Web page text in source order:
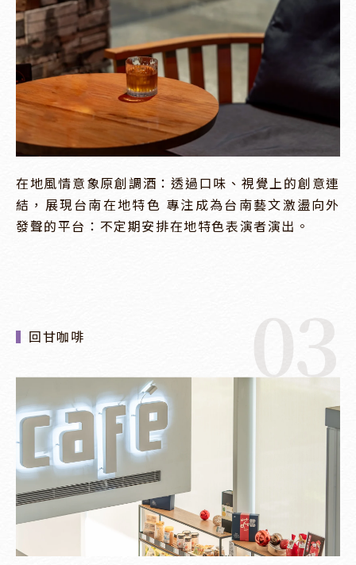
在地風情意象原創調酒：透過口味、視覺上的創意連
結，展現台南在地特色 專注成為台南藝文激盪向外
發聲的平台：不定期安排在地特色表演者演出。
回甘咖啡 03